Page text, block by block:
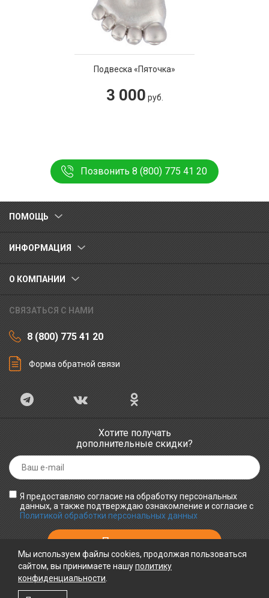
Подвеска «Пяточка»
3 000 руб.
Позвонить 8 (800) 775 41 20
ПОМОЩЬ
ИНФОРМАЦИЯ
О КОМПАНИИ
СВЯЗАТЬСЯ С НАМИ
8 (800) 775 41 20
Форма обратной связи
Хотите получать
дополнительные скидки?
Я предоставляю согласие на обработку персональных
данных, а также подтверждаю ознакомление и согласие с
Политикой обработки персональных данных
ПРИНИМАЕМ К ОПЛАТЕ
Мы используем файлы cookies, продолжая пользоваться
сайтом, вы принимаете нашуполитику
конфиденциальности